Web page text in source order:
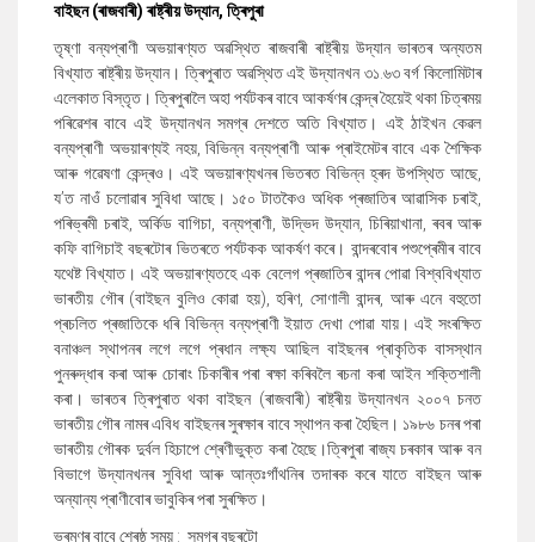
বাইছন (ৰাজবাৰী) ৰাষ্ট্ৰীয় উদ্যান, ত্ৰিপুৰা
তৃষ্ণা বন্যপ্ৰাণী অভয়াৰণ্যত অৱস্থিত ৰাজবাৰী ৰাষ্ট্ৰীয় উদ্যান ভাৰতৰ অন্যতম
বিখ্যাত ৰাষ্ট্ৰীয় উদ্যান। ত্ৰিপুৰাত অৱস্থিত এই উদ্যানখন ৩১.৬৩ বৰ্গ কিলোমিটাৰ
এলেকাত বিস্তৃত। ত্ৰিপুৰালৈ অহা পৰ্যটকৰ বাবে আকৰ্ষণৰ কেন্দ্ৰ হৈয়েই থকা চিত্ৰময়
পৰিৱেশৰ বাবে এই উদ্যানখন সমগ্ৰ দেশতে অতি বিখ্যাত। এই ঠাইখন কেৱল
বন্যপ্ৰাণী অভয়াৰণ্যই নহয়,বিভিন্ন বন্যপ্ৰাণী আৰু প্ৰাইমেটৰ বাবে এক শৈক্ষিক
আৰু গৱেষণা কেন্দ্ৰও। এই অভয়াৰণ্যখনৰ ভিতৰত বিভিন্ন হ্ৰদ উপস্থিত আছে,
য’ত নাওঁ চলোৱাৰ সুবিধা আছে। ১৫০ টাতকৈও অধিক প্ৰজাতিৰ আৱাসিক চৰাই,
পৰিভ্ৰমী চৰাই,অৰ্কিড বাগিচা, বন্যপ্ৰাণী, উদ্ভিদ উদ্যান, চিৰিয়াখানা, ৰবৰ আৰু
কফি বাগিচাই বছৰটোৰ ভিতৰতে পৰ্যটকক আকৰ্ষণ কৰে। বান্দৰবোৰ পশুপ্ৰেমীৰ বাবে
যথেষ্ট বিখ্যাত। এই অভয়াৰণ্যতহে এক বেলেগ প্ৰজাতিৰ বান্দৰ পোৱা বিশ্ববিখ্যাত
ভাৰতীয় গৌৰ (বাইছন বুলিও কোৱা হয়),হৰিণ, সোণালী বান্দৰ, আৰু এনে বহুতো
প্ৰচলিত প্ৰজাতিকে ধৰি বিভিন্ন বন্যপ্ৰাণী ইয়াত দেখা পোৱা যায়। এই সংৰক্ষিত
বনাঞ্চল স্থাপনৰ লগে লগে প্ৰধান লক্ষ্য আছিল বাইছনৰ প্ৰাকৃতিক বাসস্থান
পুনৰুদ্ধাৰ কৰা আৰু চোৰাং চিকাৰীৰ পৰা ৰক্ষা কৰিবলৈ ৰচনা কৰা আইন শক্তিশালী
কৰা। ভাৰতৰ ত্ৰিপুৰাত থকা বাইছন (ৰাজবাৰী) ৰাষ্ট্ৰীয় উদ্যানখন ২০০৭ চনত
ভাৰতীয় গৌৰ নামৰ এবিধ বাইছনৰ সুৰক্ষাৰ বাবে স্থাপন কৰা হৈছিল। ১৯৮৬ চনৰ পৰা
ভাৰতীয় গৌৰক দুৰ্বল হিচাপে শ্ৰেণীভুক্ত কৰা হৈছে।ত্ৰিপুৰা ৰাজ্য চৰকাৰ আৰু বন
বিভাগে উদ্যানখনৰ সুবিধা আৰু আন্তঃগাঁথনিৰ তদাৰক কৰে যাতে বাইছন আৰু
অন্যান্য প্ৰাণীবোৰ ভাবুকিৰ পৰা সুৰক্ষিত।
ভ্ৰমণৰ বাবে শ্ৰেষ্ঠ সময় : সমগ্ৰ বছৰটো